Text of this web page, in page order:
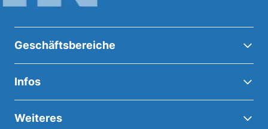
Geschäftsbereiche
Infos
Weiteres